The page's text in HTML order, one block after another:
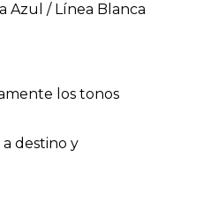
Azul / Línea Blanca
los tonos
a destino y